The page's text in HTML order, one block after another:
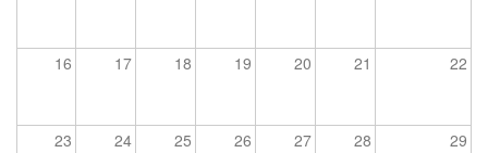
16 17 18 19 20 21 22
23 24 25 26 27 28 29